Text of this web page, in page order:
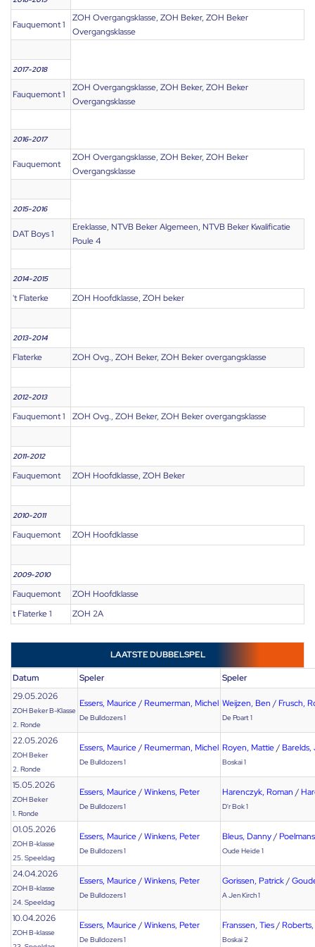
Fauquemont 1
ZOH Overgangsklasse, ZOH Beker, ZOH Beker
Overgangsklasse
2017-2018
Fauquemont 1
ZOH Overgangsklasse, ZOH Beker, ZOH Beker
Overgangsklasse
2016-2017
Fauquemont
ZOH Overgangsklasse, ZOH Beker, ZOH Beker
Overgangsklasse
2015-2016
DAT Boys 1
Ereklasse, NTVB Beker Algemeen, NTVB Beker Kwalificatie
Poule 4
2014-2015
't Flaterke ZOH Hoofdklasse, ZOH beker
2013-2014
Flaterke ZOH Ovg., ZOH Beker, ZOH Beker overgangsklasse
2012-2013
Fauquemont 1 ZOH Ovg., ZOH Beker, ZOH Beker overgangsklasse
2011-2012
Fauquemont ZOH Hoofdklasse, ZOH Beker
2010-2011
Fauquemont ZOH Hoofdklasse
2009-2010
Fauquemont
ZOH Hoofdklasse
t Flaterke 1
ZOH 2A
LAATSTE DUBBELSPEL
Datum Speler
Speler
29.05.2026
ZOH Beker B-Klasse
2. Ronde
Essers, Maurice/ Reumerman, Michel
De Bulldozers 1
Weijzen, Ben / Frusch,
De Poart 1
22.05.2026
ZOH Beker
2. Ronde
Essers, Maurice/ Reumerman, Michel
De Bulldozers 1
Royen, Mattie/ Barelds,
Boskai 1
15.05.2026
ZOH Beker
1. Ronde
Essers, Maurice/Winkens, Peter
De Bulldozers 1
Harenczyk, Roman /
D'r Bok 1
01.05.2026
ZOH B-klasse
25. Speeldag
Essers, Maurice/Winkens, Peter
De Bulldozers 1
Bleus, Danny/
Oude Heide 1
24.04.2026
ZOH B-klasse
24. Speeldag
Essers, Maurice/Winkens, Peter
De Bulldozers 1
Gorissen, Patrick/
A Jen Kirch 1
10.04.2026
ZOH B-klasse
Essers, Maurice/Winkens, Peter
De Bulldozers 1
Franssen, Ties/
Boskai 2